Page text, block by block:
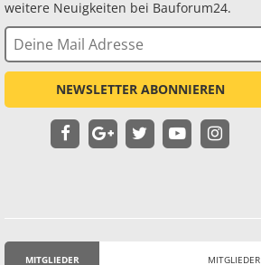
weitere Neuigkeiten bei Bauforum24.
NEWSLETTER ABONNIEREN
MITGLIEDER MITGLIEDER